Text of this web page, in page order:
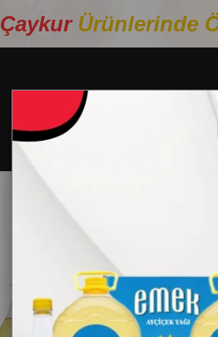
ÇaykurÜrünlerinde